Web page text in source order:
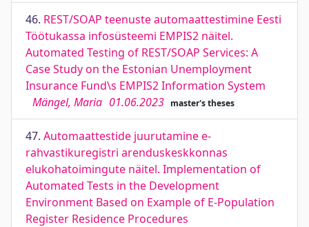
46. REST/SOAP teenuste automaattestimine Eesti
Töötukassa infosüsteemi EMPIS2 näitel.
Automated Testing of REST/SOAP Services: A
Case Study on the Estonian Unemployment
Insurance Fund\s EMPIS2 Information System
Mängel, Maria 01.06.2023 master's theses
47. Automaattestide juurutamine e-
rahvastikuregistri arenduskeskkonnas
elukohatoimingute näitel. Implementation of
Automated Tests in the Development
Environment Based on Example of E-Population
Register Residence Procedures